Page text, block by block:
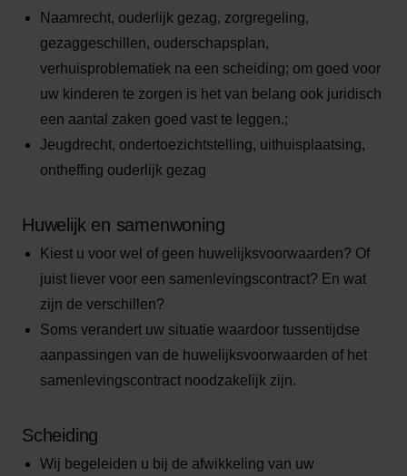
Naamrecht, ouderlijk gezag, zorgregeling,
gezaggeschillen, ouderschapsplan,
verhuisproblematiek na een scheiding; om goed voor
uw kinderen te zorgen is het van belang ook juridisch
een aantal zaken goed vast te leggen.;
Jeugdrecht, ondertoezichtstelling, uithuisplaatsing,
ontheffing ouderlijk gezag
Huwelijk en samenwoning
Kiest u voor wel of geen huwelijksvoorwaarden? Of
juist liever voor een samenlevingscontract? En wat
zijn de verschillen?
Soms verandert uw situatie waardoor tussentijdse
aanpassingen van de huwelijksvoorwaarden of het
samenlevingscontract noodzakelijk zijn.
Scheiding
Wij begeleiden u bij de afwikkeling van uw